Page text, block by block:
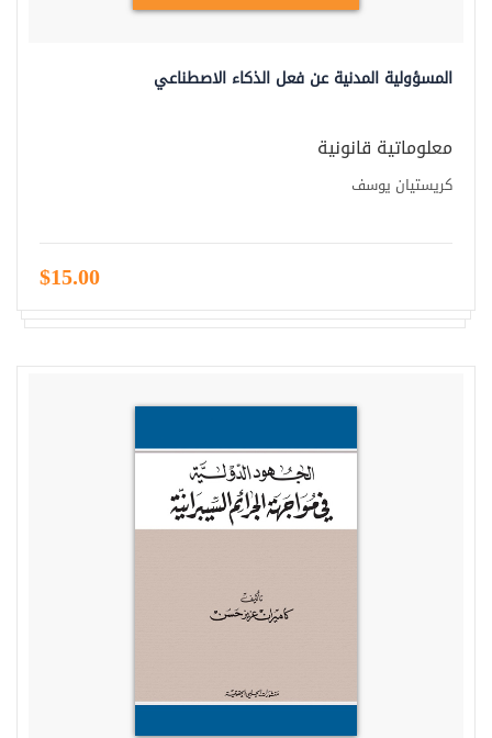
المسؤولية المدنية عن فعل الذكاء الاصطناعي
معلوماتية قانونية
كريستيان يوسف
$15.00